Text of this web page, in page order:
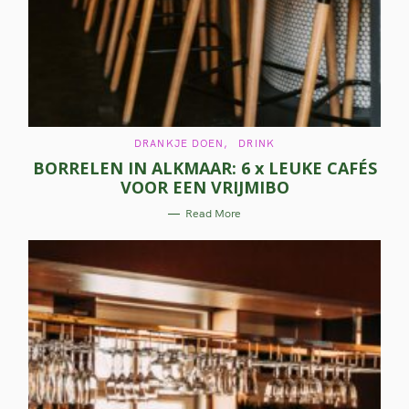
C
T
E
G
O
R
I
S
DRANKJE DOEN DRINK
BORRELEN IN ALKMAAR: 6 x LEUKE CAFÉS
VOOR EEN VRIJMIBO
Read More